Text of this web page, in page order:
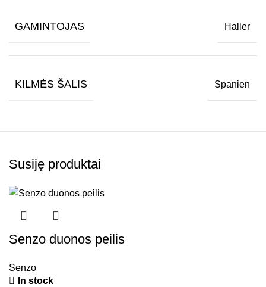
GAMINTOJAS Haller
KILMĖS ŠALIS Spanien
Susiję produktai
Senzo duonos peilis
Senzo
In stock